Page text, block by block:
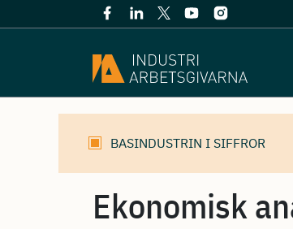
BASINDUSTRIN I SIFFROR
Ekonomisk